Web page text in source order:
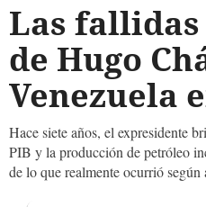
Las
de Hugo
Venezuela
Hace siete años, el expresidente
PIB y la producción de petróleo
de lo que realmente ocurrió según